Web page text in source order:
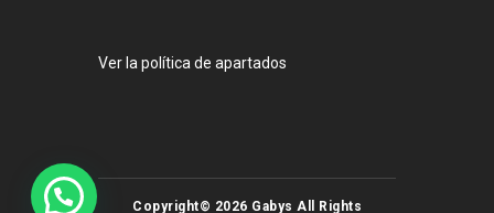
Ver la política de apartados
Copyright© 2026 Gabys All Rights